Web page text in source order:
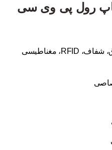
رول پی وی سی
انتخاب نوع PVC (مات، براق، شفاف، RFID، مغناطیسی